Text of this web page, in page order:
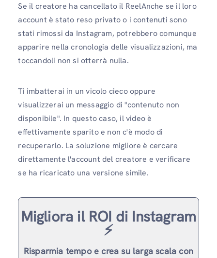
Se il creatore ha cancellato il ReelAnche se il loro
account è stato reso privato o i contenuti sono
stati rimossi da Instagram, potrebbero comunque
apparire nella cronologia delle visualizzazioni, ma
toccandoli non si otterrà nulla.
Ti imbatterai in un vicolo cieco oppure
visualizzerai un messaggio di "contenuto non
disponibile". In questo caso, il video è
effettivamente sparito e non c'è modo di
recuperarlo. La soluzione migliore è cercare
direttamente l'account del creatore e verificare
se ha ricaricato una versione simile.
Migliora il ROI di Instagram
⚡️
Risparmia tempo e crea su larga scala con